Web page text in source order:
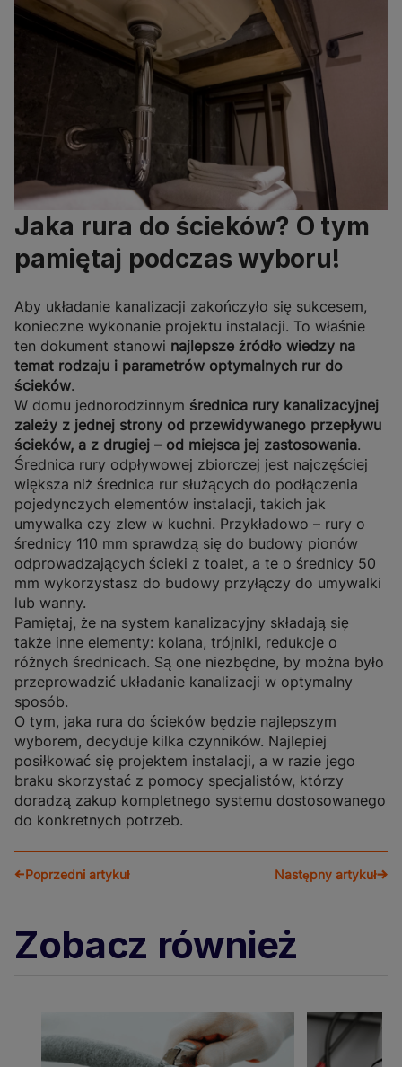
Jaka rura do ścieków? O tym
pamiętaj podczas wyboru!
Aby układanie kanalizacji zakończyło się sukcesem,
konieczne wykonanie projektu instalacji. To właśnie
ten dokument stanowi najlepsze źródło wiedzy na
temat rodzaju i parametrów optymalnych rur do
ścieków.
W domu jednorodzinnym średnica rury kanalizacyjnej
zależy z jednej strony od przewidywanego przepływu
ścieków, a z drugiej – od miejsca jej zastosowania.
Średnica rury odpływowej zbiorczej jest najczęściej
większa niż średnica rur służących do podłączenia
pojedynczych elementów instalacji, takich jak
umywalka czy zlew w kuchni. Przykładowo – rury o
średnicy 110 mm sprawdzą się do budowy pionów
odprowadzających ścieki z toalet, a te o średnicy 50
mm wykorzystasz do budowy przyłączy do umywalki
lub wanny.
Pamiętaj, że na system kanalizacyjny składają się
także inne elementy: kolana, trójniki, redukcje o
różnych średnicach. Są one niezbędne, by można było
przeprowadzić układanie kanalizacji w optymalny
sposób.
O tym, jaka rura do ścieków będzie najlepszym
wyborem, decyduje kilka czynników. Najlepiej
posiłkować się projektem instalacji, a w razie jego
braku skorzystać z pomocy specjalistów, którzy
doradzą zakup kompletnego systemu dostosowanego
do konkretnych potrzeb.
Poprzedni artykuł Następny artykuł
Zobacz również